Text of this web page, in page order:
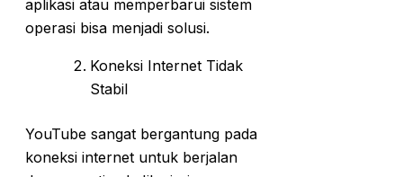
aplikasi atau memperbarui sistem
operasi bisa menjadi solusi.
Koneksi Internet Tidak
Stabil
YouTube sangat bergantung pada
koneksi internet untuk berjalan